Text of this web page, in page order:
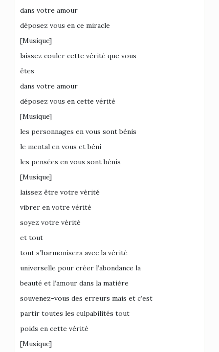
dans votre amour
déposez vous en ce miracle
[Musique]
laissez couler cette vérité que vous
êtes
dans votre amour
déposez vous en cette vérité
[Musique]
les personnages en vous sont bénis
le mental en vous et béni
les pensées en vous sont bénis
[Musique]
laissez être votre vérité
vibrer en votre vérité
soyez votre vérité
et tout
tout s’harmonisera avec la vérité
universelle pour créer l’abondance la
beauté et l’amour dans la matière
souvenez-vous des erreurs mais et c’est
partir toutes les culpabilités tout
poids en cette vérité
[Musique]